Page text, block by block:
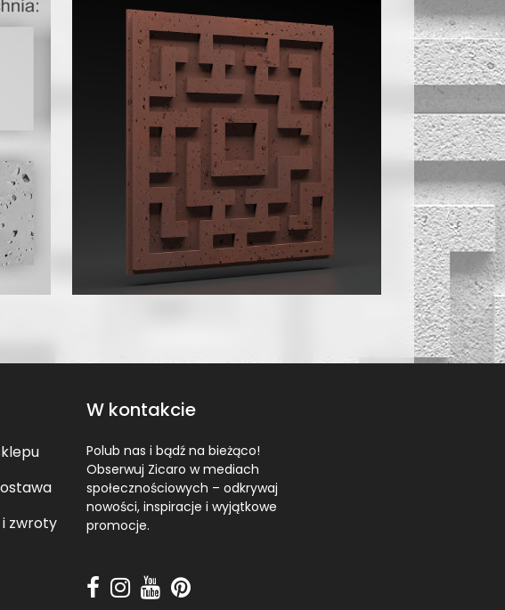
zwroty
W kontakcie
Polub nas i bądź na bieżąco!
Obserwuj Zicaro w mediach
społecznościowych – odkrywaj
nowości, inspiracje i wyjątkowe
promocje.